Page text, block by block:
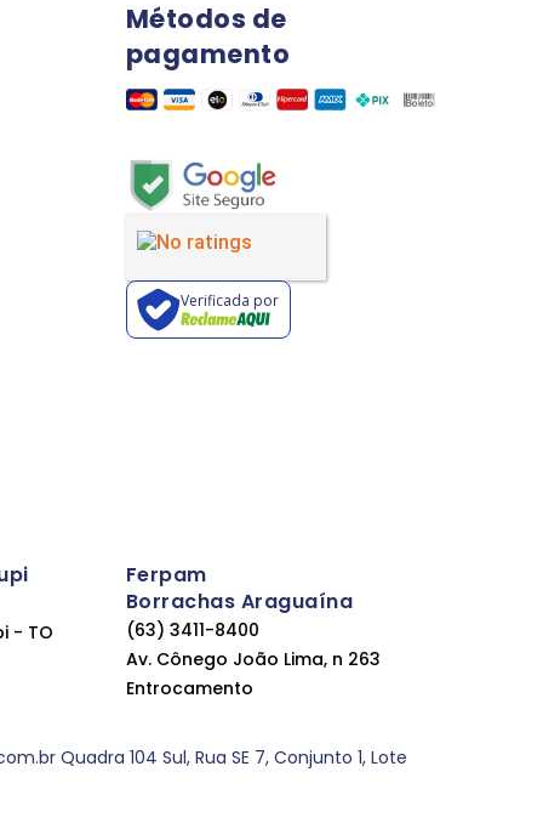
Métodos de
pagamento
Verificada por
- TO
Ferpam
Borrachas Araguaína
(63) 3411-8400
Av. Cônego João Lima, n 263
Entrocamento
Quadra 104 Sul, Rua SE 7, Conjunto 1, Lote